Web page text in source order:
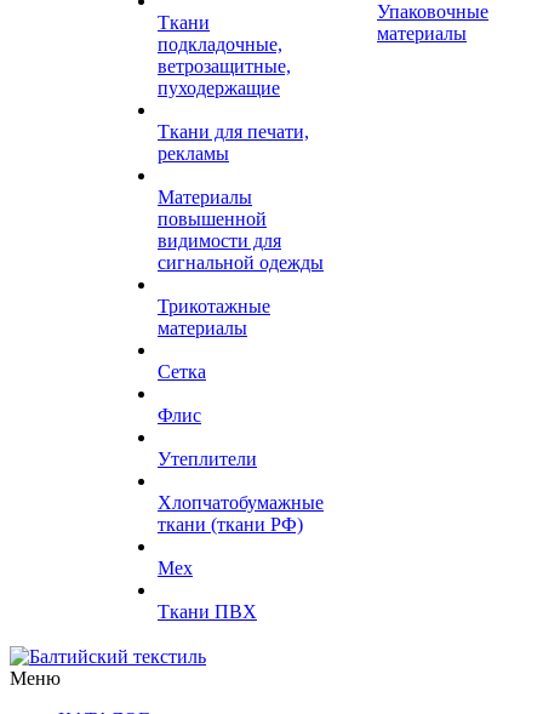
Ткани
подкладочные,
ветрозащитные,
пуходержащие
Ткани для печати,
рекламы
Материалы
повышенной
видимости для
сигнальной одежды
Трикотажные
материалы
Сетка
Флис
Утеплители
Хлопчатобумажные
ткани (ткани РФ)
Мех
Ткани ПВХ
Упаковочные
материалы
Меню